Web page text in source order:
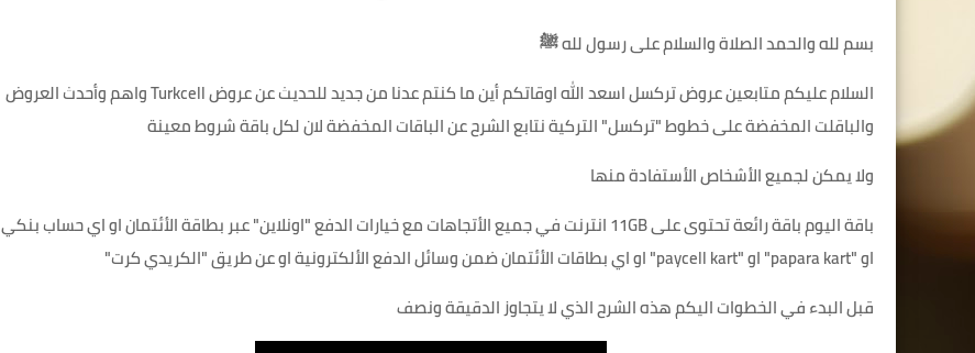
بسم لله والحمد الصلاة والسلام على رسول لله ﷺ
السلام عليكم متابعين عروض تركسل اسعد الله اوقاتكم أين ما كنتم عدنا من جديد للحديث عن عروض Turkcell واهم وأحدث العروض
والباقلت المخفضة على خطوط "تركسل" التركية نتابع الشرح عن الباقات المخفضة لان لكل باقة شروط معينة
ولا يمكن لجميع الأشخاص الأستفادة منها
باقة اليوم باقة رائعة تحتوى على 11GB انترنت في جميع الأتجاهات مع خيارات الدفع "اونلاين" عبر بطاقة الأئتمان او اي حساب بنكي
او "papara kart" او "paycell kart" او اي بطاقات الأئتمان ضمن وسائل الدفع الألكترونية او عن طريق "الكريدي كرت"
قبل البدء في الخطوات اليكم هذه الشرح الذي لا يتجاوز الدقيقة ونصف